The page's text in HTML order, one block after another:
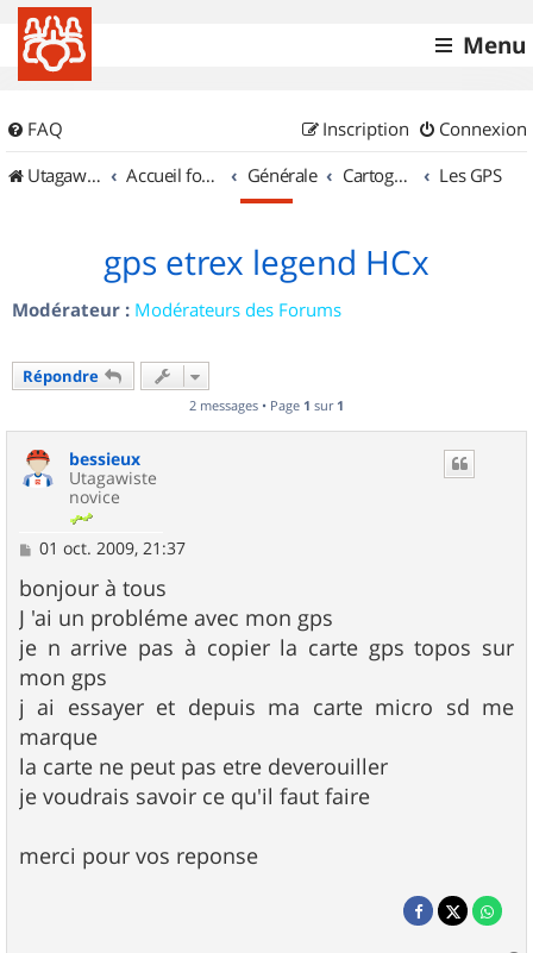
Menu
FAQ Connexion
Inscription
UtagawaVTT (Randos VTT et VTTAE avec traces GPS)
Accueil forum Générale Cartographie et GPS Les GPS
gps etrex legend HCx
Modérateur : Modérateurs des Forums
Répondre
2 messages • Page 1 sur 1
bessieux
Utagawiste
novice
M
s
s
a
g
e
01 oct. 2009, 21:37
bonjour à tous
J 'ai un probléme avec mon gps
je n arrive pas à copier la carte gps topos sur
mon gps
j ai essayer et depuis ma carte micro sd me
marque
la carte ne peut pas etre deverouiller
je voudrais savoir ce qu'il faut faire
merci pour vos reponse